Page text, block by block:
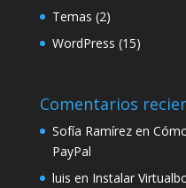
Temas (2)
WordPress (15)
Comentarios
Sofía Ramírezen
PayPal
luis en Instalar